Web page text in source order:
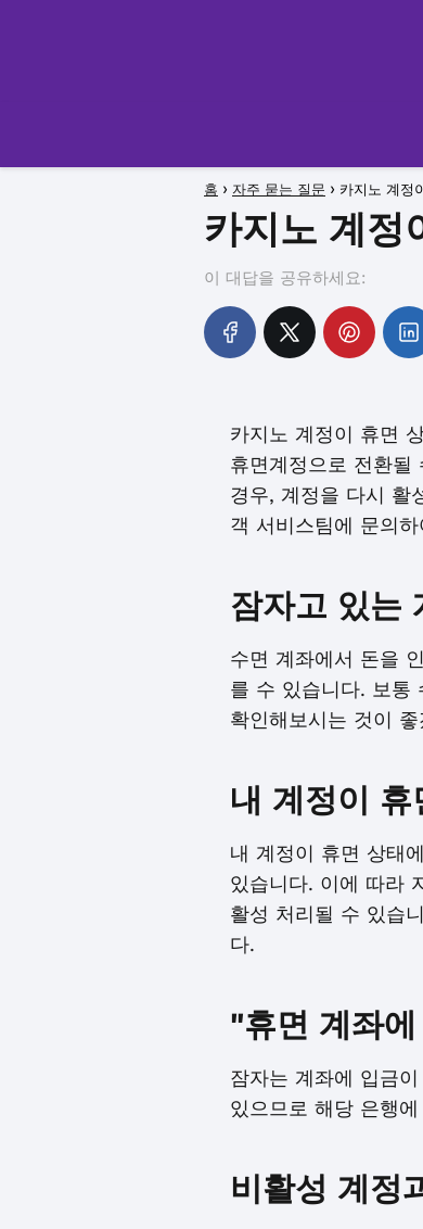
홈 자주 묻는 질문 카지노 계정
카지노 계정
이 대답을 공유하세요:
카지노 계정이 휴면
휴면계정으로 전환될
경우, 계정을 다시 활
객 서비스팀에 문의
잠자고 있는
수면 계좌에서 돈을
를 수 있습니다. 보통
확인해보시는 것이
내 계정이
내 계정이 휴면 상태
있습니다. 이에 따라
활성 처리될 수 있습
다.
"휴면 계좌
잠자는 계좌에 입금
있으므로 해당 은행
비활성 계정